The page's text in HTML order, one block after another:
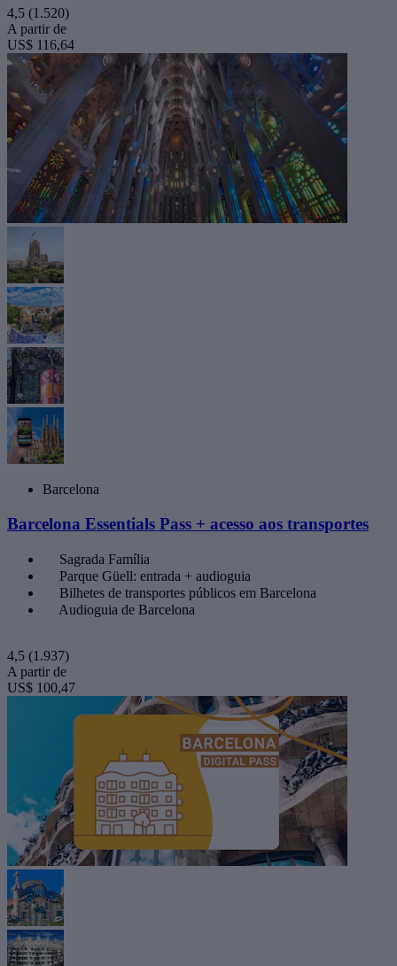
4,5 (1.520)
A partir de
US$ 116,64
Barcelona
Barcelona Essentials Pass + acesso aos transportes
Sagrada Família
Parque Güell: entrada + audioguia
Bilhetes de transportes públicos em Barcelona
Audioguia de Barcelona
4,5 (1.937)
A partir de
US$ 100,47